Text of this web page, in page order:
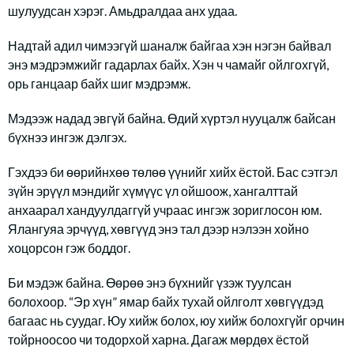
шулуудсан хэрэг. Амьдралдаа анх удаа.
Надтай адил чимээгүй шаналж байгаа хэн нэгэн байвал
энэ мэдрэмжийг гадарлах байх. Хэн ч чамайг ойлгохгүй,
орь ганцаар байх шиг мэдрэмж.
Мэдээж надад эвгүй байна. Өдий хүртэл нууцалж байсан
бүхнээ ингэж дэлгэх.
Гэхдээ би өөрийнхөө төлөө үүнийг хийх ёстой. Бас сэтгэл
зүйн эрүүл мэндийг хүмүүс үл ойшоож, хангалттай
анхаарал хандуулдаггүй учраас ингэж зориглосон юм.
Ялангуяа эрчүүд, хөвгүүд энэ тал дээр нэлээн хойно
хоцорсон гэж боддог.
Би мэдэж байна. Өөрөө энэ бүхнийг үзэж туулсан
болохоор. “Эр хүн” ямар байх тухай ойлголт хөвгүүдэд
багаас нь суудаг. Юу хийж болох, юу хийж болохгүйг орчин
тойрноосоо чи тодорхой харна. Дагаж мөрдөх ёстой